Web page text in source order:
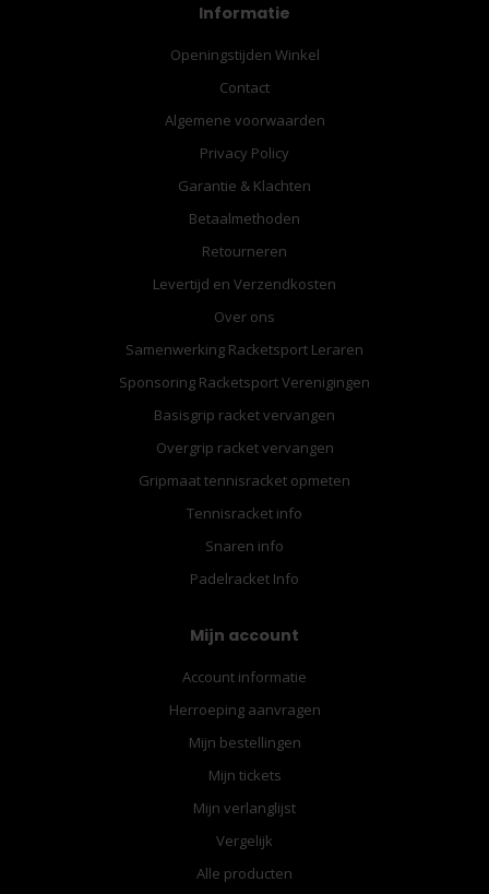
Informatie
Openingstijden Winkel
Contact
Algemene voorwaarden
Privacy Policy
Garantie & Klachten
Betaalmethoden
Retourneren
Levertijd en Verzendkosten
Over ons
Samenwerking Racketsport Leraren
Sponsoring Racketsport Verenigingen
Basisgrip racket vervangen
Overgrip racket vervangen
Gripmaat tennisracket opmeten
Tennisracket info
Snaren info
Padelracket Info
Mijn account
Account informatie
Herroeping aanvragen
Mijn bestellingen
Mijn tickets
Mijn verlanglijst
Vergelijk
Alle producten